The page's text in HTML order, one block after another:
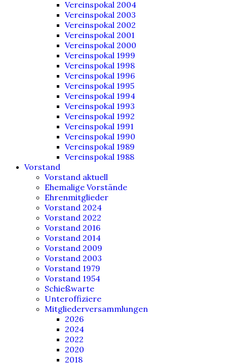
Vereinspokal 2004
Vereinspokal 2003
Vereinspokal 2002
Vereinspokal 2001
Vereinspokal 2000
Vereinspokal 1999
Vereinspokal 1998
Vereinspokal 1996
Vereinspokal 1995
Vereinspokal 1994
Vereinspokal 1993
Vereinspokal 1992
Vereinspokal 1991
Vereinspokal 1990
Vereinspokal 1989
Vereinspokal 1988
Vorstand
Vorstand aktuell
Ehemalige Vorstände
Ehrenmitglieder
Vorstand 2024
Vorstand 2022
Vorstand 2016
Vorstand 2014
Vorstand 2009
Vorstand 2003
Vorstand 1979
Vorstand 1954
Schießwarte
Unteroffiziere
Mitgliederversammlungen
2026
2024
2022
2020
2018